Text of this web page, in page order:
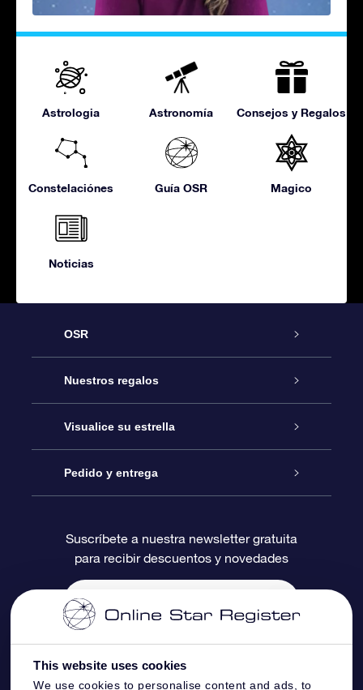
This website uses cookies
We use cookies to personalise content and ads, to
Astrologia Astronomía Consejos y Regalos
Constelaciónes Guía OSR Magico
Noticias
OSR
Atención
Contáctanos
Blog
Reseñas
Nuestros regalos
Regalo Estrella Online
Paquete de Regalo OSR
Tarjeta de Regalo OSR
Regalos empresariales
Visualice su estrella
Registro estelar
Página de Estrella Personalizada
Un Millón de Estrellas
Pedido y entrega
Información de Pago
Información de Envío
Suscríbete a nuestra newsletter gratuita
para recibir descuentos y novedades